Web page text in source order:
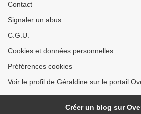
Contact
Signaler un abus
C.G.U.
Cookies et données personnelles
Préférences cookies
Voir le profil de Géraldine sur le portail
Créer un blog sur